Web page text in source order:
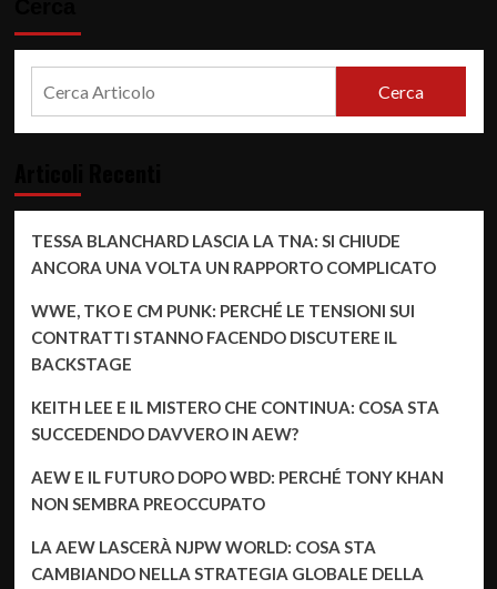
Cerca
TESSA BLANCHARD LASCIA LA TNA: SI CHIUDE
ANCORA UNA VOLTA UN RAPPORTO COMPLICATO
WWE, TKO E CM PUNK: PERCHÉ LE TENSIONI SUI
CONTRATTI STANNO FACENDO DISCUTERE IL
BACKSTAGE
KEITH LEE E IL MISTERO CHE CONTINUA: COSA STA
SUCCEDENDO DAVVERO IN AEW?
AEW E IL FUTURO DOPO WBD: PERCHÉ TONY KHAN
NON SEMBRA PREOCCUPATO
LA AEW LASCERÀ NJPW WORLD: COSA STA
CAMBIANDO NELLA STRATEGIA GLOBALE DELLA